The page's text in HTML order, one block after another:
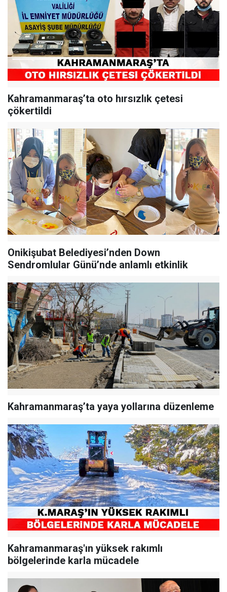
Kahramanmaraş’ta oto hırsızlık çetesi
çökertildi
Onikişubat Belediyesi’nden Down
Sendromlular Günü’nde anlamlı etkinlik
Kahramanmaraş’ta yaya yollarına düzenleme
Kahramanmaraş'ın yüksek rakımlı
bölgelerinde karla mücadele